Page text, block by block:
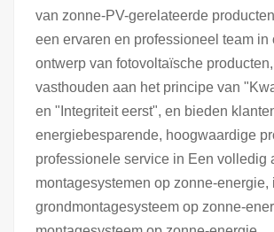
van zonne-PV-gerelateerde
een ervaren en professioneel team in
ontwerp van fotovoltaïsche
vasthouden aan het principe van
en "Integriteit eerst", en bieden
energiebesparende, hoogwaardige
professionele service in Een volledig
montagesystemen op zonne-energie,
grondmontagesysteem op zonne-